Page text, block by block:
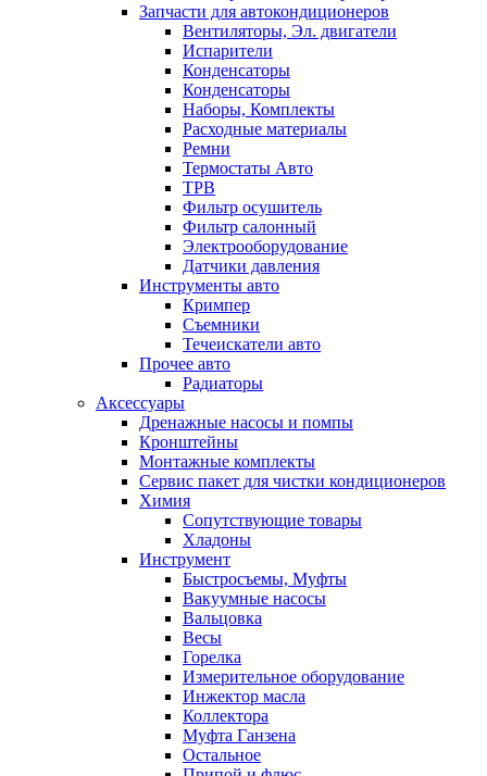
Запчасти для автокондиционеров
Вентиляторы, Эл. двигатели
Испарители
Конденсаторы
Конденсаторы
Наборы, Комплекты
Расходные материалы
Ремни
Термостаты Авто
ТРВ
Фильтр осушитель
Фильтр салонный
Электрооборудование
Датчики давления
Инструменты авто
Кримпер
Съемники
Течеискатели авто
Прочее авто
Радиаторы
Аксессуары
Дренажные насосы и помпы
Кронштейны
Монтажные комплекты
Сервис пакет для чистки кондиционеров
Химия
Сопутствующие товары
Хладоны
Инструмент
Быстросъемы, Муфты
Вакуумные насосы
Вальцовка
Весы
Горелка
Измерительное оборудование
Инжектор масла
Коллектора
Муфта Ганзена
Остальное